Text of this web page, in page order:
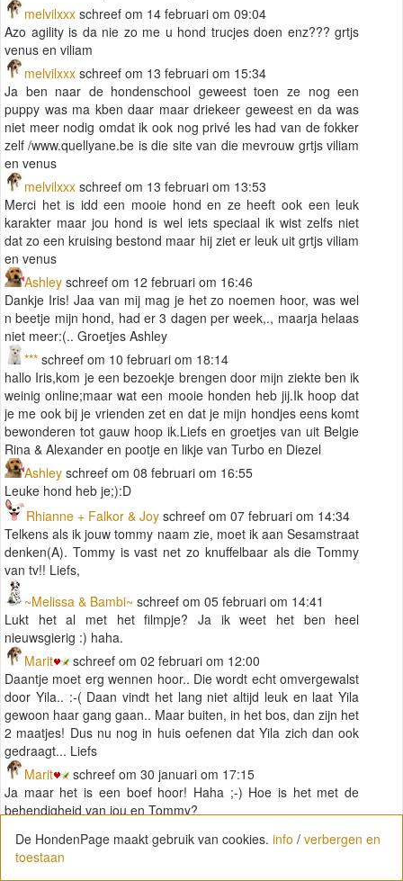
melvilxxx schreef om 14 februari om 09:04
Azo agility is da nie zo me u hond trucjes doen enz??? grtjs
venus en viliam
melvilxxx schreef om 13 februari om 15:34
Ja ben naar de hondenschool geweest toen ze nog een
puppy was ma kben daar maar driekeer geweest en da was
niet meer nodig omdat ik ook nog privé les had van de fokker
zelf /www.quellyane.be is die site van die mevrouw grtjs viliam
en venus
melvilxxx schreef om 13 februari om 13:53
Merci het is idd een mooie hond en ze heeft ook een leuk
karakter maar jou hond is wel iets speciaal ik wist zelfs niet
dat zo een kruising bestond maar hij ziet er leuk uit grtjs viliam
en venus
Ashley schreef om 12 februari om 16:46
Dankje Iris! Jaa van mij mag je het zo noemen hoor, was wel
n beetje mijn hond, had er 3 dagen per week,., maarja helaas
niet meer:(.. Groetjes Ashley
*** schreef om 10 februari om 18:14
hallo Iris,kom je een bezoekje brengen door mijn ziekte ben ik
weinig online;maar wat een mooie honden heb jij.Ik hoop dat
je me ook bij je vrienden zet en dat je mijn hondjes eens komt
bewonderen tot gauw hoop ik.Liefs en groetjes van uit Belgie
Rina & Alexander en pootje en likje van Turbo en Diezel
Ashley schreef om 08 februari om 16:55
Leuke hond heb je;):D
Rhianne + Falkor & Joy schreef om 07 februari om 14:34
Telkens als ik jouw tommy naam zie, moet ik aan Sesamstraat
denken(A). Tommy is vast net zo knuffelbaar als die Tommy
van tv!! Liefs,
~Melissa & Bambi~ schreef om 05 februari om 14:41
Lukt het al met het filmpje? Ja ik weet het ben heel
nieuwsgierig :) haha.
Marit
schreef om 02 februari om 12:00
Daantje moet erg wennen hoor.. Die wordt echt omvergewalst
door Yila.. :-( Daan vindt het lang niet altijd leuk en laat Yila
gewoon haar gang gaan.. Maar buiten, in het bos, dan zijn het
2 maatjes! Dus nu nog in huis oefenen dat Yila zich dan ook
gedraagt... Liefs
Marit
schreef om 30 januari om 17:15
Ja maar het is een boef hoor! Haha ;-) Hoe is het met de
behendigheid van jou en Tommy?
Angela • Bodhi
schreef om 28 januari om 09:35
Ja Bodhi krijgt een lekkere volle kraag al he :)...
De HondenPage maakt gebruik van cookies. info / verbergen en
toestaan